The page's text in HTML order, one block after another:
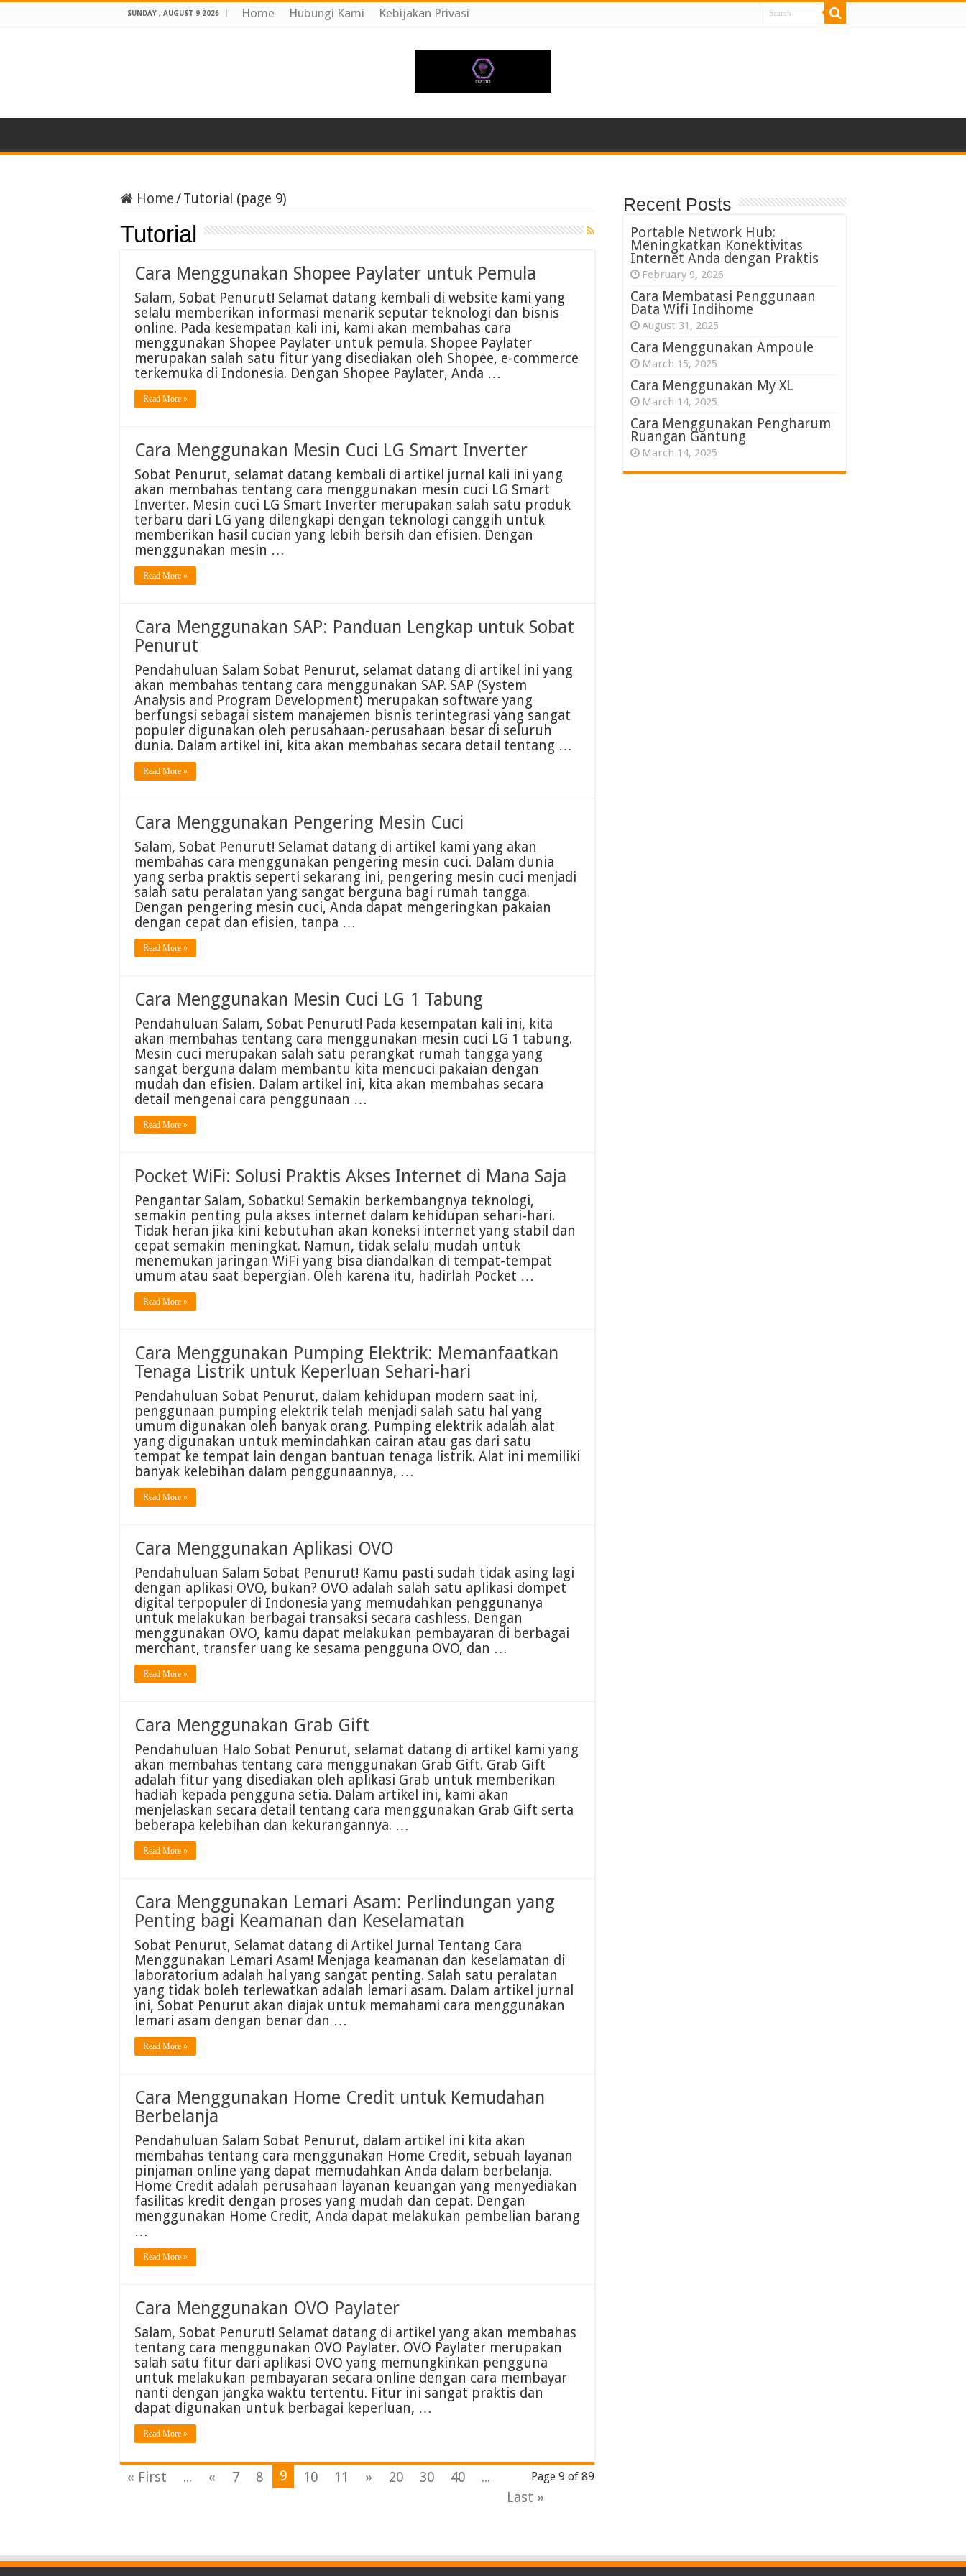
SUNDAY , AUGUST 9 2026 Home Hubungi Kami Kebijakan Privasi
Home/Tutorial (page 9)
Tutorial
Cara Menggunakan Shopee Paylater untuk Pemula
Salam, Sobat Penurut! Selamat datang kembali di website kami yang
selalu memberikan informasi menarik seputar teknologi dan bisnis
online. Pada kesempatan kali ini, kami akan membahas cara
menggunakan Shopee Paylater untuk pemula. Shopee Paylater
merupakan salah satu fitur yang disediakan oleh Shopee, e-commerce
terkemuka di Indonesia. Dengan Shopee Paylater, Anda …
Read More »
Cara Menggunakan Mesin Cuci LG Smart Inverter
Sobat Penurut, selamat datang kembali di artikel jurnal kali ini yang
akan membahas tentang cara menggunakan mesin cuci LG Smart
Inverter. Mesin cuci LG Smart Inverter merupakan salah satu produk
terbaru dari LG yang dilengkapi dengan teknologi canggih untuk
memberikan hasil cucian yang lebih bersih dan efisien. Dengan
menggunakan mesin …
Read More »
Cara Menggunakan SAP: Panduan Lengkap untuk Sobat
Penurut
Pendahuluan Salam Sobat Penurut, selamat datang di artikel ini yang
akan membahas tentang cara menggunakan SAP. SAP (System
Analysis and Program Development) merupakan software yang
berfungsi sebagai sistem manajemen bisnis terintegrasi yang sangat
populer digunakan oleh perusahaan-perusahaan besar di seluruh
dunia. Dalam artikel ini, kita akan membahas secara detail tentang …
Read More »
Cara Menggunakan Pengering Mesin Cuci
Salam, Sobat Penurut! Selamat datang di artikel kami yang akan
membahas cara menggunakan pengering mesin cuci. Dalam dunia
yang serba praktis seperti sekarang ini, pengering mesin cuci menjadi
salah satu peralatan yang sangat berguna bagi rumah tangga.
Dengan pengering mesin cuci, Anda dapat mengeringkan pakaian
dengan cepat dan efisien, tanpa …
Read More »
Cara Menggunakan Mesin Cuci LG 1 Tabung
Pendahuluan Salam, Sobat Penurut! Pada kesempatan kali ini, kita
akan membahas tentang cara menggunakan mesin cuci LG 1 tabung.
Mesin cuci merupakan salah satu perangkat rumah tangga yang
sangat berguna dalam membantu kita mencuci pakaian dengan
mudah dan efisien. Dalam artikel ini, kita akan membahas secara
detail mengenai cara penggunaan …
Read More »
Pocket WiFi: Solusi Praktis Akses Internet di Mana Saja
Pengantar Salam, Sobatku! Semakin berkembangnya teknologi,
semakin penting pula akses internet dalam kehidupan sehari-hari.
Tidak heran jika kini kebutuhan akan koneksi internet yang stabil dan
cepat semakin meningkat. Namun, tidak selalu mudah untuk
menemukan jaringan WiFi yang bisa diandalkan di tempat-tempat
umum atau saat bepergian. Oleh karena itu, hadirlah Pocket …
Read More »
Cara Menggunakan Pumping Elektrik: Memanfaatkan
Tenaga Listrik untuk Keperluan Sehari-hari
Pendahuluan Sobat Penurut, dalam kehidupan modern saat ini,
penggunaan pumping elektrik telah menjadi salah satu hal yang
umum digunakan oleh banyak orang. Pumping elektrik adalah alat
yang digunakan untuk memindahkan cairan atau gas dari satu
tempat ke tempat lain dengan bantuan tenaga listrik. Alat ini memiliki
banyak kelebihan dalam penggunaannya, …
Read More »
Cara Menggunakan Aplikasi OVO
Pendahuluan Salam Sobat Penurut! Kamu pasti sudah tidak asing lagi
dengan aplikasi OVO, bukan? OVO adalah salah satu aplikasi dompet
digital terpopuler di Indonesia yang memudahkan penggunanya
untuk melakukan berbagai transaksi secara cashless. Dengan
menggunakan OVO, kamu dapat melakukan pembayaran di berbagai
merchant, transfer uang ke sesama pengguna OVO, dan …
Read More »
Cara Menggunakan Grab Gift
Pendahuluan Halo Sobat Penurut, selamat datang di artikel kami yang
akan membahas tentang cara menggunakan Grab Gift. Grab Gift
adalah fitur yang disediakan oleh aplikasi Grab untuk memberikan
hadiah kepada pengguna setia. Dalam artikel ini, kami akan
menjelaskan secara detail tentang cara menggunakan Grab Gift serta
beberapa kelebihan dan kekurangannya. …
Read More »
Cara Menggunakan Lemari Asam: Perlindungan yang
Penting bagi Keamanan dan Keselamatan
Sobat Penurut, Selamat datang di Artikel Jurnal Tentang Cara
Menggunakan Lemari Asam! Menjaga keamanan dan keselamatan di
laboratorium adalah hal yang sangat penting. Salah satu peralatan
yang tidak boleh terlewatkan adalah lemari asam. Dalam artikel jurnal
ini, Sobat Penurut akan diajak untuk memahami cara menggunakan
lemari asam dengan benar dan …
Read More »
Cara Menggunakan Home Credit untuk Kemudahan
Berbelanja
Pendahuluan Salam Sobat Penurut, dalam artikel ini kita akan
membahas tentang cara menggunakan Home Credit, sebuah layanan
pinjaman online yang dapat memudahkan Anda dalam berbelanja.
Home Credit adalah perusahaan layanan keuangan yang menyediakan
fasilitas kredit dengan proses yang mudah dan cepat. Dengan
menggunakan Home Credit, Anda dapat melakukan pembelian barang
…
Read More »
Cara Menggunakan OVO Paylater
Salam, Sobat Penurut! Selamat datang di artikel yang akan membahas
tentang cara menggunakan OVO Paylater. OVO Paylater merupakan
salah satu fitur dari aplikasi OVO yang memungkinkan pengguna
untuk melakukan pembayaran secara online dengan cara membayar
nanti dengan jangka waktu tertentu. Fitur ini sangat praktis dan
dapat digunakan untuk berbagai keperluan, …
Read More »
Page 9 of 89
« First ... « 7 8 9 10 11 » 20 30 40
...
Last »
Recent Posts
Portable Network Hub:
Meningkatkan Konektivitas
Internet Anda dengan Praktis
February 9, 2026
Cara Membatasi Penggunaan
Data Wifi Indihome
August 31, 2025
Cara Menggunakan Ampoule
March 15, 2025
Cara Menggunakan My XL
March 14, 2025
Cara Menggunakan Pengharum
Ruangan Gantung
March 14, 2025